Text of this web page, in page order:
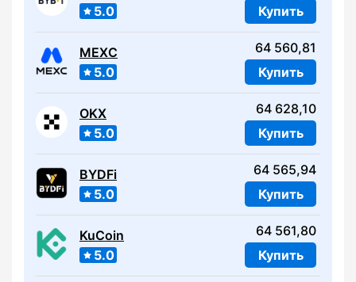
5.0
Купить
MEXC
5.0
64 560,81
Купить
OKX
5.0
64 628,10
Купить
BYDFi
5.0
64 565,94
Купить
KuCoin
5.0
64 561,80
Купить